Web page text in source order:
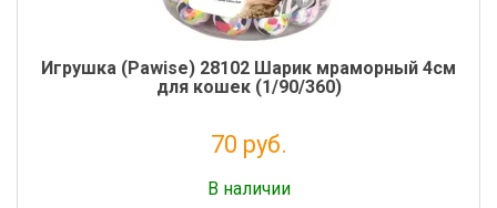
Игрушка (Pawise) 28102 Шарик мраморный 4см
для кошек (1/90/360)
70 руб.
В наличии